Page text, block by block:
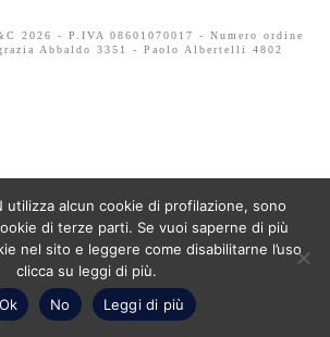
2026 - P.IVA 08601070017 - Numero ordine
Abbaldo 3351 - Paolo Albertelli 4802
utilizza alcun cookie di profilazione, sono
di terze parti. Se vuoi saperne di più
nel sito e leggere come disabilitarne l’uso
clicca su leggi di più.
Ok
No Leggi di più